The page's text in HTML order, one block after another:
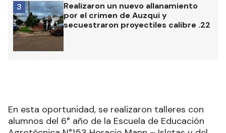
Realizaron un nuevo allanamiento
por el crimen de Auzqui y
secuestraron proyectiles calibre .22
3
En esta oportunidad, se realizaron talleres con
alumnos del 6° año de la Escuela de Educación